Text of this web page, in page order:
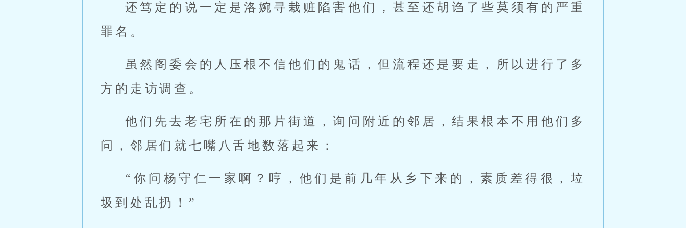
还笃定的说一定是洛婉寻栽赃陷害他们，甚至还胡诌了些莫须有的严重
罪名。
虽然阁委会的人压根不信他们的鬼话，但流程还是要走，所以进行了多
方的走访调查。
他们先去老宅所在的那片街道，询问附近的邻居，结果根本不用他们多
问，邻居们就七嘴八舌地数落起来：
“你问杨守仁一家啊？哼，他们是前几年从乡下来的，素质差得很，垃
圾到处乱扔！”